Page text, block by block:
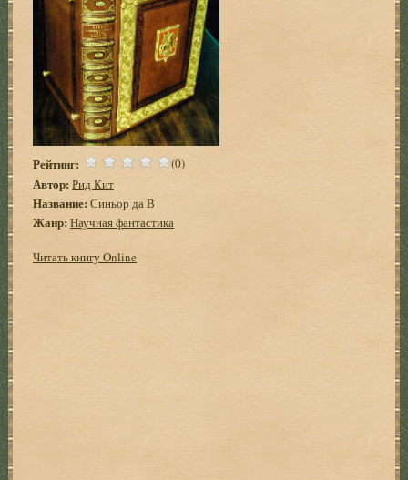
Рейтинг: (0)
Автор: Рид Кит
Название: Синьор да В
Жанр: Научная фантастика
Читать книгу Online